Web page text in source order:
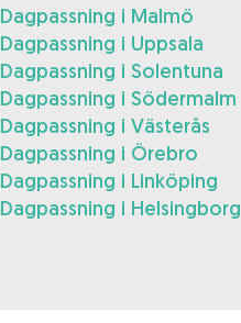
Dagpassning i Malmö
Dagpassning i Uppsala
Dagpassning i Solentuna
Dagpassning i Södermalm
Dagpassning i Västerås
Dagpassning i Örebro
Dagpassning i Linköping
Dagpassning i Helsingborg